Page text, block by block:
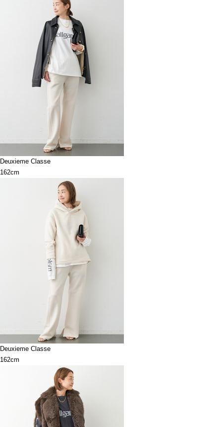
Deuxieme Classe
162cm
Deuxieme Classe
162cm